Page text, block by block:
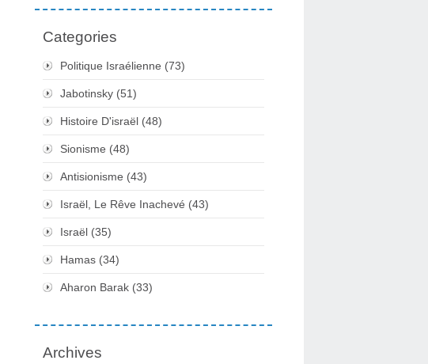
Categories
Politique Israélienne (73)
Jabotinsky (51)
Histoire D'israël (48)
Sionisme (48)
Antisionisme (43)
Israël, Le Rêve Inachevé (43)
Israël (35)
Hamas (34)
Aharon Barak (33)
Archives